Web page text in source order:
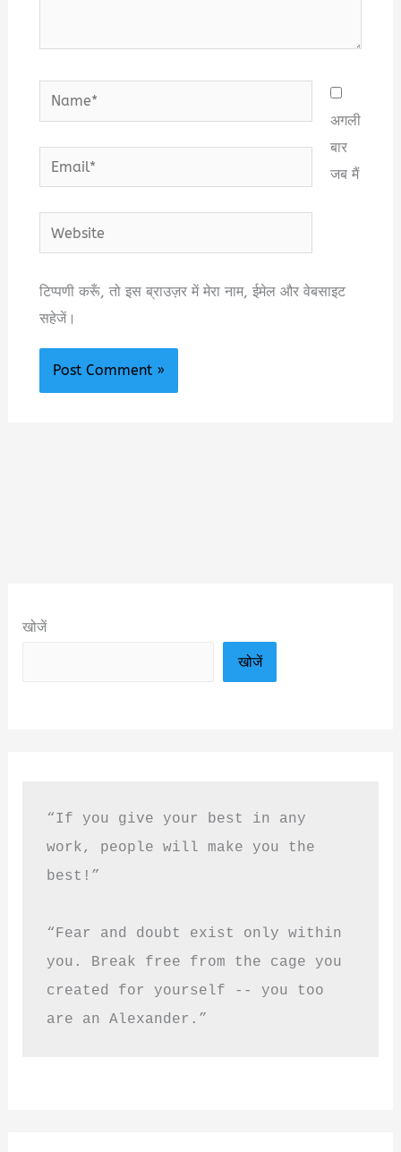
Name*
Email*
Website
अगली
बार
जब मैं
टिप्पणी करूँ, तो इस ब्राउज़र में मेरा नाम, ईमेल और वेबसाइट
सहेजें।
खोजें
खोजें
“If you give your best in any
work, people will make you the
best!”
“Fear and doubt exist only within
you. Break free from the cage you
created for yourself -- you too
are an Alexander.”